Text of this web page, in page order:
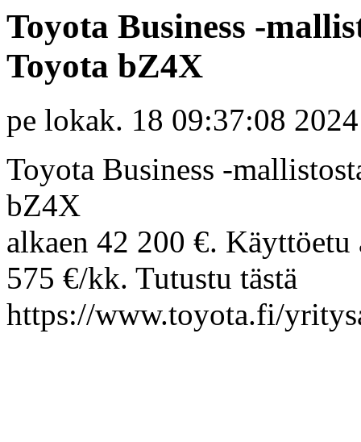
Toyota Business -
Toyota bZ4X
pe lokak. 18 09:37:08 2024
Toyota Business -
bZ4X
alkaen 42 200 €.
575 €/kk. Tutustu tästä
https://www.toyota.fi/